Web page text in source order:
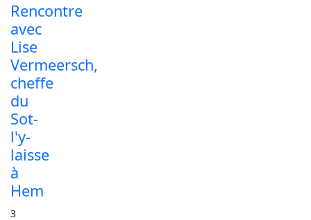
Rencontre
avec
Lise
Vermeersch,
cheffe
du
Sot-
l'y-
laisse
à
Hem
3